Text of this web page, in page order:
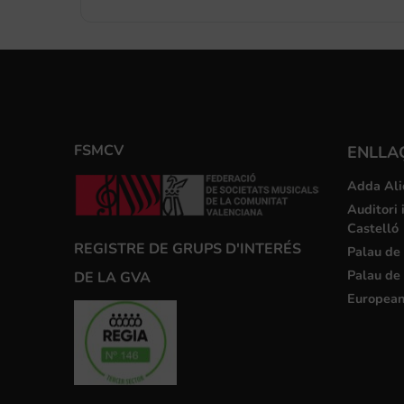
FSMCV
REGISTRE DE GRUPS D'INTERÉS
DE LA GVA
Adda
Auditori
Castelló
Palau
Palau